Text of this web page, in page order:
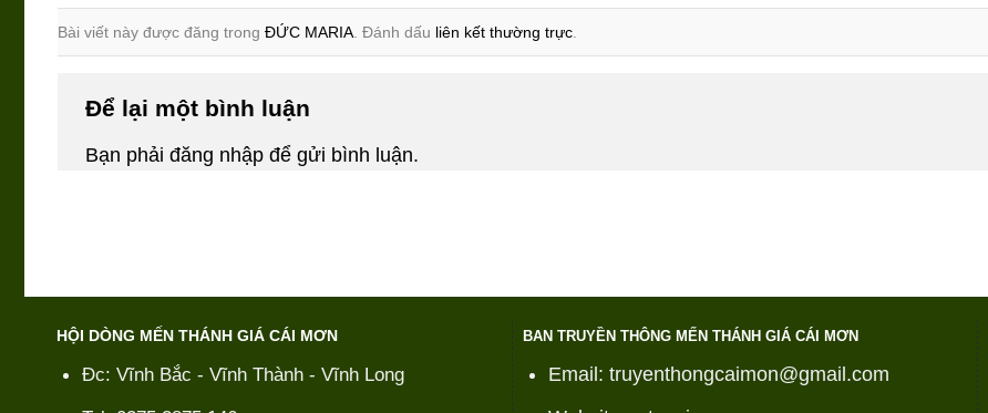
Bài viết này được đăng trong ĐỨC MARIA . Đánh dấu liên kết thường trực
Để lại một bình luận
Bạn phải đăng nhập để gửi bình luận.
HỘI DÒNG MẾN THÁNH GIÁ CÁI MƠN
Đc: Vĩnh Bắc - Vĩnh Thành - Vĩnh Long
BAN TRUYỀN THÔNG MẾN THÁNH GIÁ CÁI MƠN
Email: truyenthongcaimon@gmail.com